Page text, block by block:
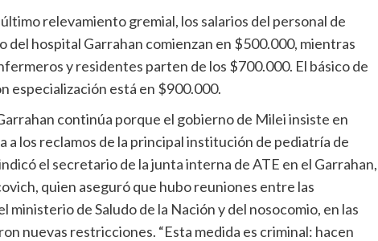
relevamiento gremial, los salarios del personal de
del hospital Garrahan comienzan en $500.000, mientras
y residentes parten de los $700.000. El básico de
especialización está en $900.000.
continúa porque el gobierno de Milei insiste en
a los reclamos de la principal institución de pediatría de
el secretario de la junta interna de ATE en el Garrahan,
quien aseguró que hubo reuniones entre las
ministerio de Saludo de la Nación y del nosocomio, en las
nuevas restricciones. “Esta medida es criminal: hacen